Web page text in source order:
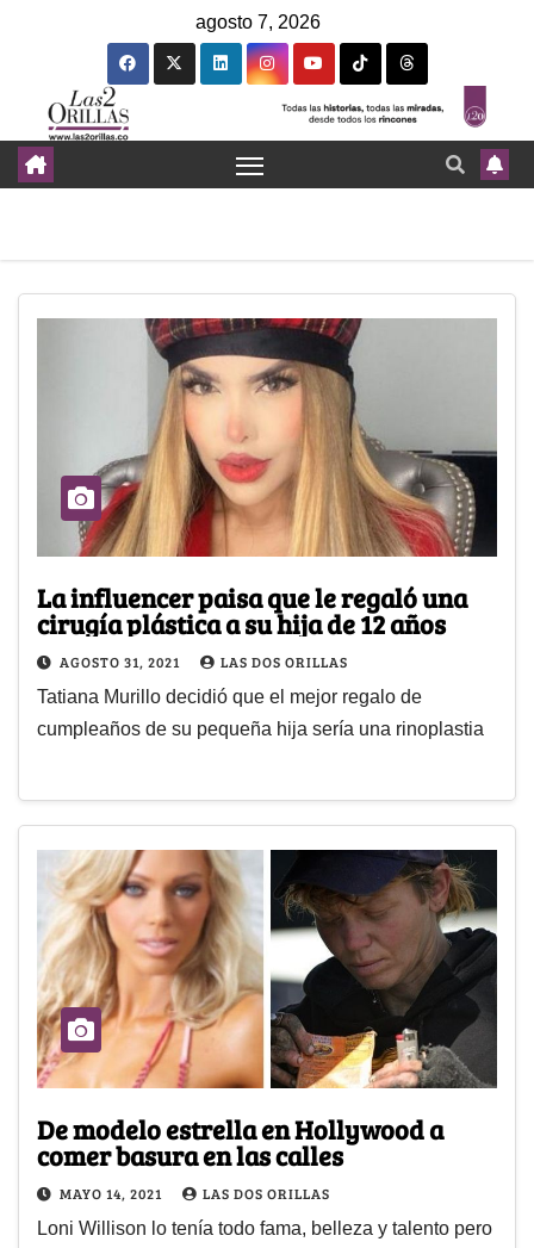
agosto 7, 2026
La influencer paisa que le regaló una
cirugía plástica a su hija de 12 años
AGOSTO 31, 2021 LAS DOS ORILLAS
Tatiana Murillo decidió que el mejor regalo de
cumpleaños de su pequeña hija sería una rinoplastia
De modelo estrella en Hollywood a
comer basura en las calles
MAYO 14, 2021 LAS DOS ORILLAS
Loni Willison lo tenía todo fama, belleza y talento pero